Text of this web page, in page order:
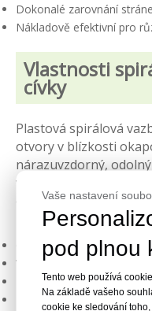
Dokonalé zarovnání
Nákladově efektivní pro
Vlastnosti
cívky
Plastová spirálová
otvory v blízkosti
nárazuvzdorný,
ve více barvách,
ekonomickou volbou
projekty.
Odolné a odolné
Více možností barev,
Moderní, čistá estetika
Ekonomické pro
Vaše nastavení
pod plnou
Tento web používá
Na základě vašeho
cookie ke sledování